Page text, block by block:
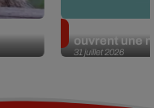
31 juillet 2026
ouvrent une